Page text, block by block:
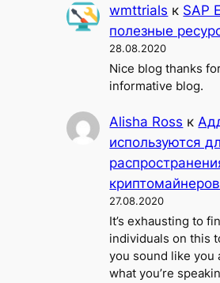
wmttrials к SAP
полезные
28.08.2020
Nice blog thanks
informative blog.
Alisha Ross к
используются
криптомайнеров
27.08.2020
It’s exhausting to
individuals on this
you sound like you
what you’re